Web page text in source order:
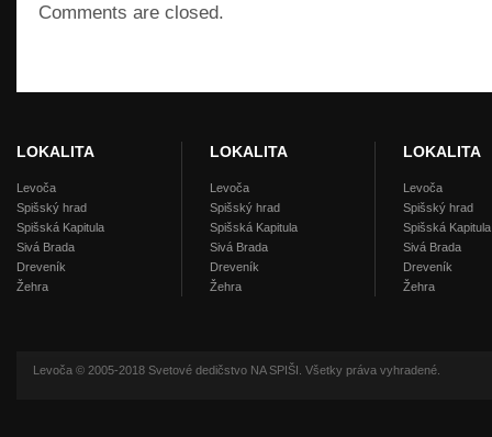
Comments are closed.
LOKALITA
Levoča
Spišský hrad
Spišská Kapitula
Sivá Brada
Dreveník
Žehra
LOKALITA
Levoča
Spišský hrad
Spišská Kapitula
Sivá Brada
Dreveník
Žehra
LOKALITA
Levoča
Spišský hrad
Spišská Kapitula
Sivá Brada
Dreveník
Žehra
Levoča © 2005-2018 Svetové dedičstvo NA SPIŠI. Všetky práva vyhradené.